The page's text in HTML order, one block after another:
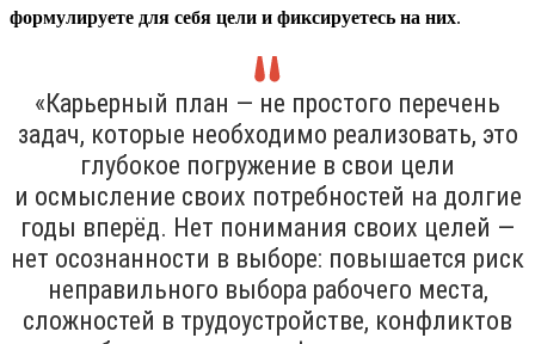
формулируете для себя цели и фиксируетесь на них.
«Карьерный план — не простого перечень
задач, которые необходимо реализовать, это
глубокое погружение в свои цели
и осмысление своих потребностей на долгие
годы вперёд. Нет понимания своих целей —
нет осознанности в выборе: повышается риск
неправильного выбора рабочего места,
сложностей в трудоустройстве, конфликтов